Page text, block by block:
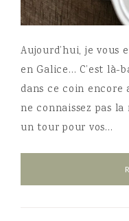
Aujourd’hui, je vous
en Galice… C’est là-
dans ce coin encore
ne connaissez pas
un tour pour vos…